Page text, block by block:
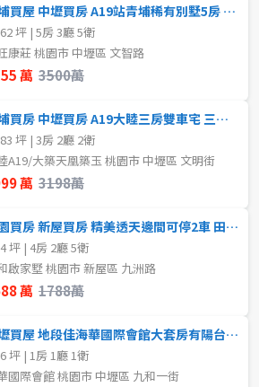
3房
5房以上
11~20樓 青埔買屋 中壢買房 A19站青埔稀有別墅5房 棒球場青塘園
坪 | 5房 3廳 5衛
康莊 桃園市 中壢區 文智路
萬 3500萬
青埔買房 中壢買房 A19大睦三房雙車宅 三面採光機能佳
坪 | 3房 2廳 2衛
A19/大築天凰築玉 桃園市 中壢區 文明街
萬 3198萬
桃園買房 新屋買房 精美透天邊間可停2車 田野鄉村風三面採光
坪 | 4房 2廳 5衛
啟家墅 桃園市 新屋區 九洲路
萬 1788萬
中壢買屋 地段佳海華國際會館大套房有陽台近中壢sogo百貨
坪 | 1房 1廳 1衛
國際會館 桃園市 中壢區 九和一街